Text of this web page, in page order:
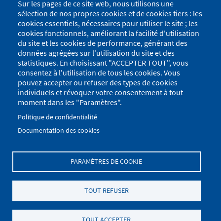
Commémoration du 19 mars
Le 19 Mars aura lieu la Journée Nationale du Souvenir et
du Recueillement à la Mémoire des Victimes civiles et
Militaires de la Guerre d’Algérie et des Combats au
Maroc et en Tunisie.
La commune organise le 60eme Anniversaire du Cessez
le Feu en Algérie par une cérémonie commémorative.
Rendez-vous à 9h45 sur la place de la mairie, pour
suivre le défilé.
Sur les pages de ce site web, nous utilisons une
sélection de nos propres cookies et de cookies tiers : les
cookies essentiels, nécessaires pour utiliser le site ; les
cookies fonctionnels, améliorant la facilité d'utilisation
du site et les cookies de performance, générant des
données agrégées sur l'utilisation du site et des
statistiques. En choisissant "ACCEPTER TOUT", vous
consentez à l'utilisation de tous les cookies. Vous
pouvez accepter ou refuser des types de cookies
individuels et révoquer votre consentement à tout
moment dans les "Paramètres".
Politique de confidentialité
Documentation des cookies
PARAMÈTRES DE COOKIE
TOUT REFUSER
Menu
compte
Politique de confidentialité